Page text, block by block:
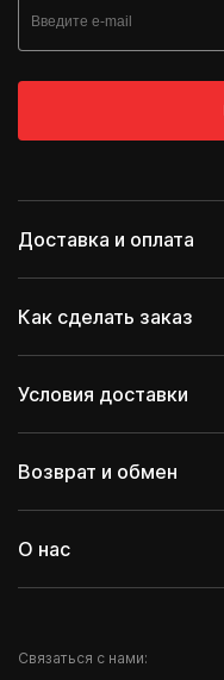
Доставка и оплата
Как сделать заказ
Условия доставки
Возврат и обмен
О нас
Cвязаться с нами: